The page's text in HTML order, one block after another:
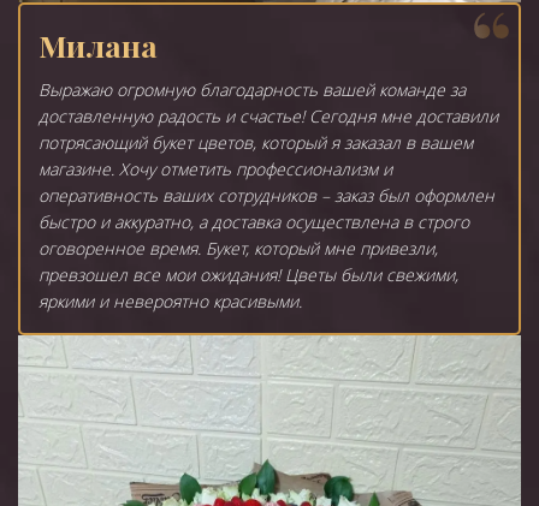
Милана
Выражаю огромную благодарность вашей команде за
доставленную радость и счастье! Сегодня мне доставили
потрясающий букет цветов, который я заказал в вашем
магазине. Хочу отметить профессионализм и
оперативность ваших сотрудников – заказ был оформлен
быстро и аккуратно, а доставка осуществлена в строго
оговоренное время. Букет, который мне привезли,
превзошел все мои ожидания! Цветы были свежими,
яркими и невероятно красивыми.